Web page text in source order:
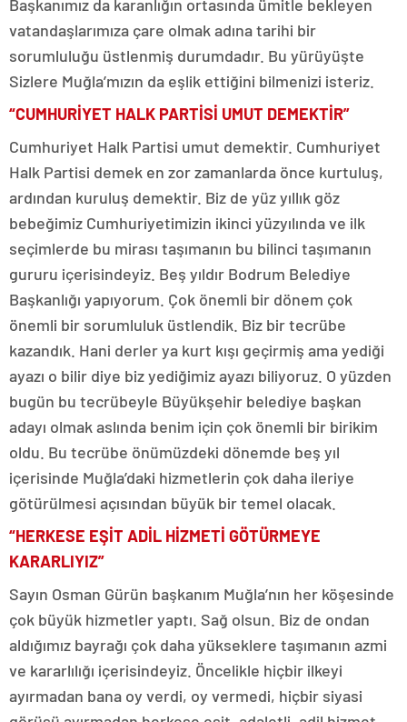
Başkanımız da karanlığın ortasında ümitle bekleyen
vatandaşlarımıza çare olmak adına tarihi bir
sorumluluğu üstlenmiş durumdadır. Bu yürüyüşte
Sizlere Muğla’mızın da eşlik ettiğini bilmenizi isteriz.
“CUMHURİYET HALK PARTİSİ UMUT DEMEKTİR”
Cumhuriyet Halk Partisi umut demektir. Cumhuriyet
Halk Partisi demek en zor zamanlarda önce kurtuluş,
ardından kuruluş demektir. Biz de yüz yıllık göz
bebeğimiz Cumhuriyetimizin ikinci yüzyılında ve ilk
seçimlerde bu mirası taşımanın bu bilinci taşımanın
gururu içerisindeyiz. Beş yıldır Bodrum Belediye
Başkanlığı yapıyorum. Çok önemli bir dönem çok
önemli bir sorumluluk üstlendik. Biz bir tecrübe
kazandık. Hani derler ya kurt kışı geçirmiş ama yediği
ayazı o bilir diye biz yediğimiz ayazı biliyoruz. O yüzden
bugün bu tecrübeyle Büyükşehir belediye başkan
adayı olmak aslında benim için çok önemli bir birikim
oldu. Bu tecrübe önümüzdeki dönemde beş yıl
içerisinde Muğla’daki hizmetlerin çok daha ileriye
götürülmesi açısından büyük bir temel olacak.
“HERKESE EŞİT ADİL HİZMETİ GÖTÜRMEYE
KARARLIYIZ”
Sayın Osman Gürün başkanım Muğla’nın her köşesinde
çok büyük hizmetler yaptı. Sağ olsun. Biz de ondan
aldığımız bayrağı çok daha yükseklere taşımanın azmi
ve kararlılığı içerisindeyiz. Öncelikle hiçbir ilkeyi
ayırmadan bana oy verdi, oy vermedi, hiçbir siyasi